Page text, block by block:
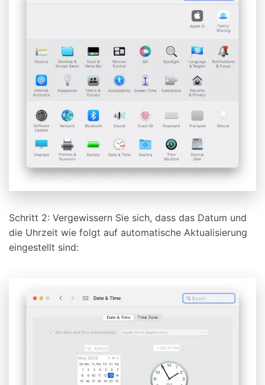
Schritt 2: Vergewissern Sie sich, dass das Datum und
die Uhrzeit wie folgt auf automatische Aktualisierung
eingestellt sind: